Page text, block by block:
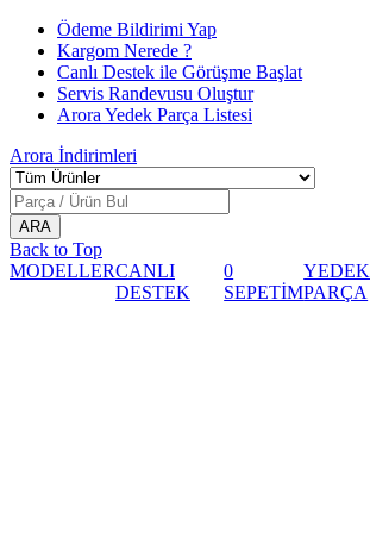
Ödeme Bildirimi Yap
Kargom Nerede ?
Canlı Destek ile Görüşme Başlat
Servis Randevusu Oluştur
Arora Yedek Parça Listesi
Arora İndirimleri
Back to Top
MODELLERCANLI
DESTEK
0
SEPETİM
YEDEK
PARÇA